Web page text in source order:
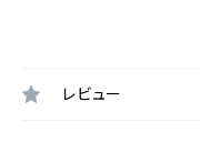
レビュー